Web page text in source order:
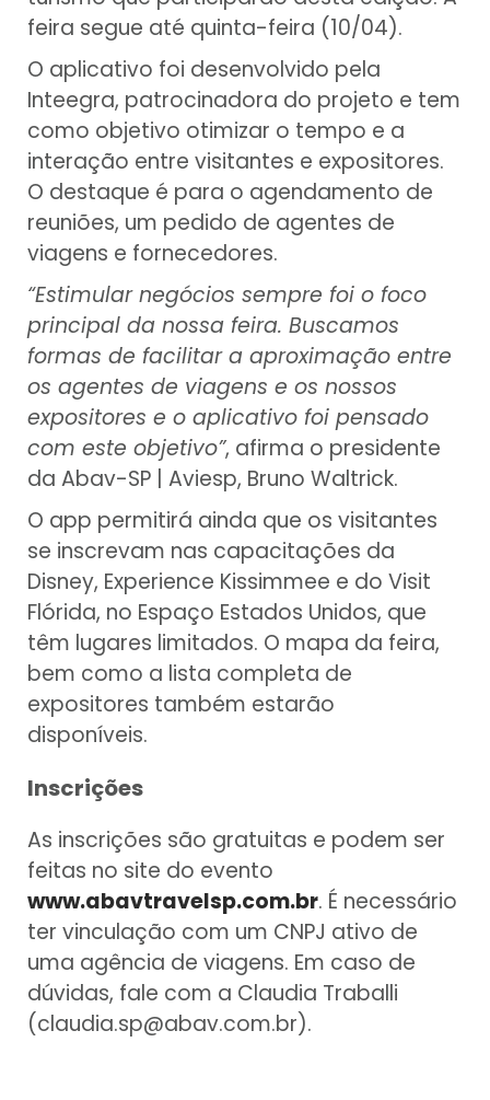
feira segue até quinta-feira (10/04).
O aplicativo foi desenvolvido pela
Inteegra, patrocinadora do projeto e tem
como objetivo otimizar o tempo e a
interação entre visitantes e expositores.
O destaque é para o agendamento de
reuniões, um pedido de agentes de
viagens e fornecedores.
“Estimular negócios sempre foi o foco
principal da nossa feira. Buscamos
formas de facilitar a aproximação entre
os agentes de viagens e os nossos
expositores e o aplicativo foi pensado
com este objetivo”, afirma o presidente
da Abav-SP | Aviesp, Bruno Waltrick.
O app permitirá ainda que os visitantes
se inscrevam nas capacitações da
Disney, Experience Kissimmee e do Visit
Flórida, no Espaço Estados Unidos, que
têm lugares limitados. O mapa da feira,
bem como a lista completa de
expositores também estarão
disponíveis.
Inscrições
As inscrições são gratuitas e podem ser
feitas no site do evento
www.abavtravelsp.com.br. É necessário
ter vinculação com um CNPJ ativo de
uma agência de viagens. Em caso de
dúvidas, fale com a Claudia Traballi
(claudia.sp@abav.com.br).